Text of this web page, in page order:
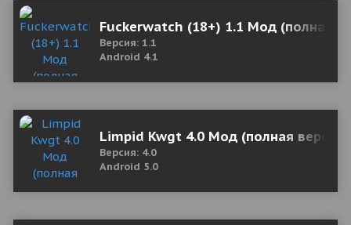
Fuckerwatch (18+) 1.1 Мод (полная
Версия: 1.1
Android 4.1
Limpid Kwgt 4.0 Мод (полная версия)
Версия: 4.0
Android 5.0